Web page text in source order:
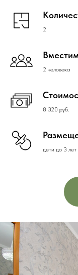
2
2 человека
8 320 руб.
дети до 3